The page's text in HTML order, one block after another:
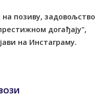
позиву, задовољство
догађају",
на Инстаграму.